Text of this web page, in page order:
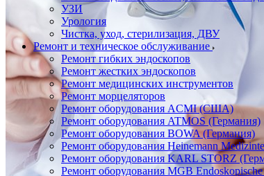
УЗИ
Урология
Чистка, уход, стерилизация, ДВУ
Ремонт и техническое обслуживание
Ремонт гибких эндоскопов
Ремонт жестких эндоскопов
Ремонт медицинских инструментов
Ремонт морцеляторов
Ремонт оборудования ACMI (США)
Ремонт оборудования ATMOS (Германия)
Ремонт оборудования BOWA (Германия)
Ремонт оборудования Heinemann
Ремонт оборудования KARL STORZ
Ремонт оборудования MGB